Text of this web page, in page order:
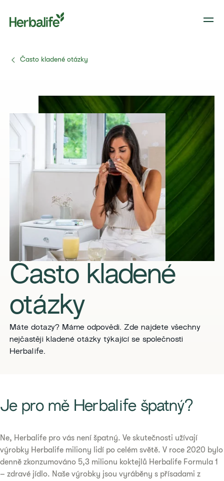
Často kladené otázky
Často kladené
otázky
Máte dotazy? Máme odpovědi. Zde najdete všechny
nejčastěji kladené otázky týkající se společnosti
Herbalife.
​​Je pro mě Herbalife špatný?​
Ne, Herbalife pro vás není špatný. Ve skutečnosti užívají
výrobky Herbalife miliony lidí po celém světě. V roce 2020 bylo
denně zkonzumováno 5,3 milionu koktejlů Herbalife Formula 1
– zdravé jídlo. Naše výrobky jsou vyráběny s přísadami z